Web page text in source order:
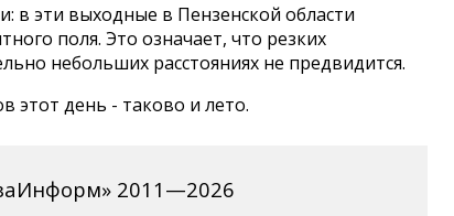
в эти выходные в Пензенской области
поля. Это означает, что резких
небольших расстояниях не предвидится.
этот день - таково и лето.
2011—2026